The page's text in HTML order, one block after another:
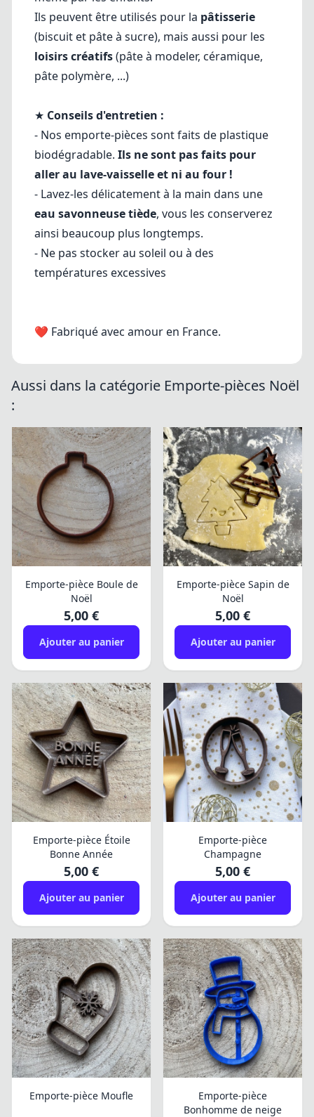
Ils peuvent être utilisés pour la pâtisserie
(biscuit et pâte à sucre), mais aussi pour les
loisirs créatifs(pâte à modeler, céramique,
pâte polymère, ...)
★ Conseils d'entretien :
- Nos emporte-pièces sont faits de plastique
biodégradable. Ils ne sont pas faits pour
aller au lave-vaisselle et ni au four !
- Lavez-les délicatement à la main dans une
eau savonneuse tiède, vous les conserverez
ainsi beaucoup plus longtemps.
- Ne pas stocker au soleil ou à des
températures excessives
❤ Fabriqué avec amour en France.
Aussi dans la catégorie Emporte-pièces Noël
:
Emporte-pièce Boule de
Noël
5,00 €
Ajouter au panier
Emporte-pièce Sapin de
Noël
5,00 €
Ajouter au panier
Emporte-pièce Étoile
Bonne Année
5,00 €
Ajouter au panier
Emporte-pièce
Champagne
5,00 €
Ajouter au panier
Emporte-pièce Moufle
Emporte-pièce
Bonhomme de neige